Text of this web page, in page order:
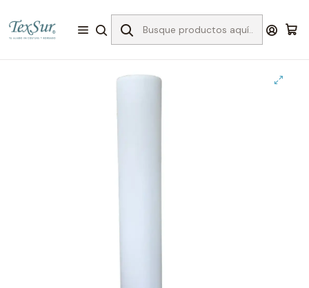
Bordado
Entretelas para el bordado
Sin pegamento
80c entretela extra gruesa 100 x 1.50 mts